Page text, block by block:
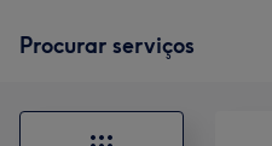
Procurar serviços